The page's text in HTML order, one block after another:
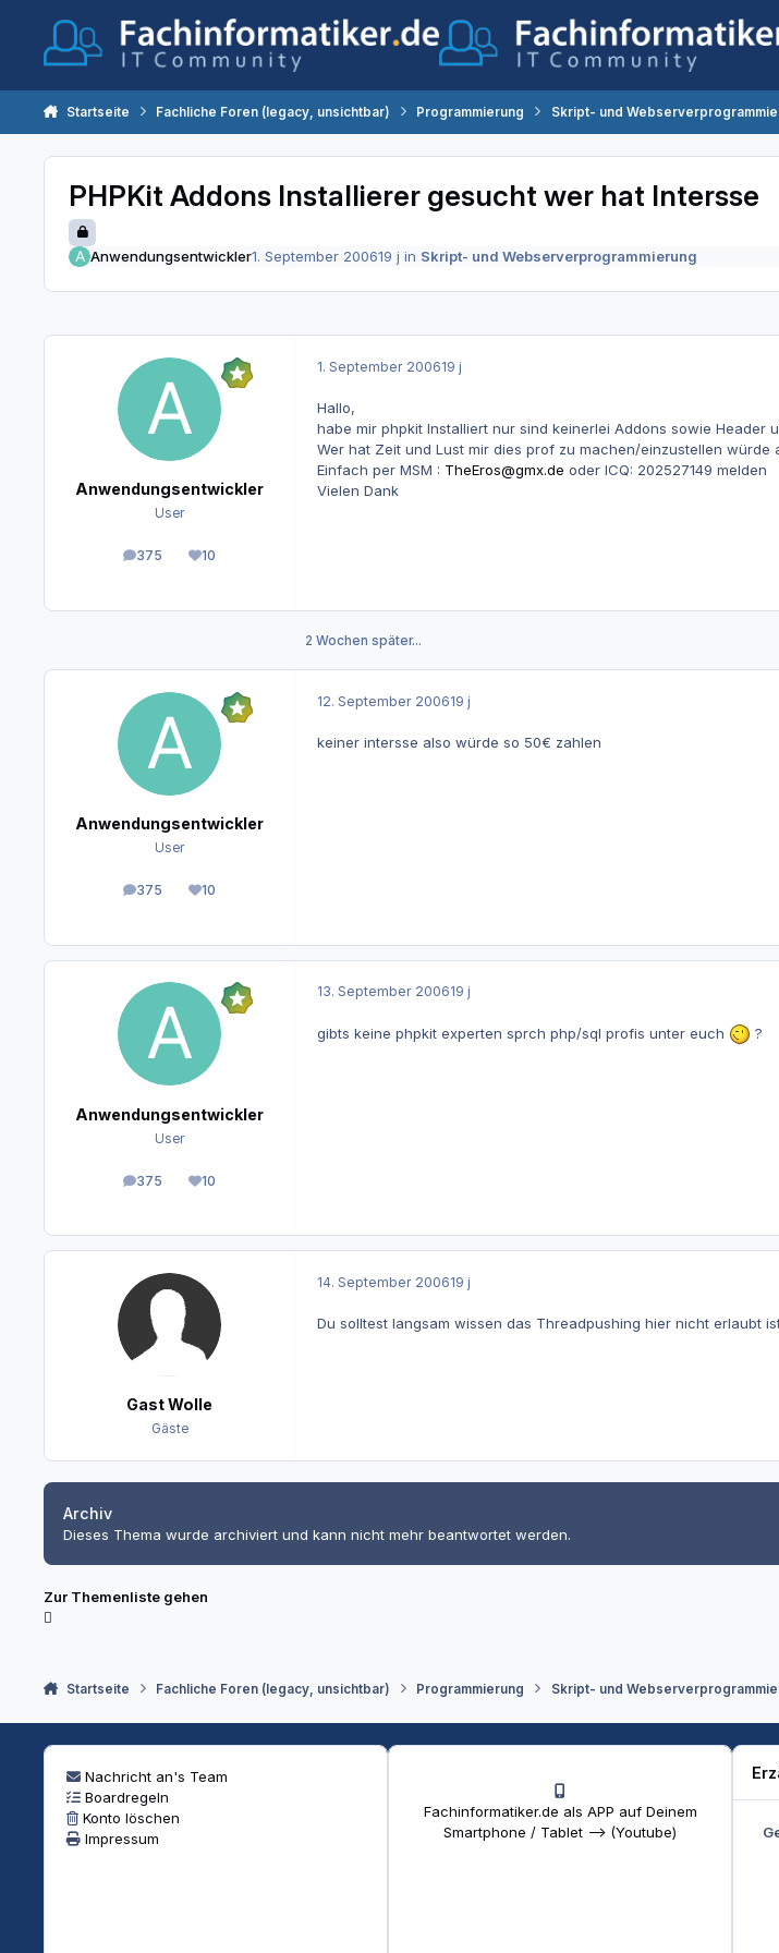
Startseite Fachliche Foren (legacy, unsichtbar) Programmierung Skript- und
PHPKit Addons Installierer gesucht wer hat Intersse
Anwendungsentwickler1. September 200619 j in Skript- und Webserverprogrammierung
Anwendungsentwickler
User
375
Beiträge 10
Reputation
1. September 200619 j
Hallo,
habe mir phpkit Installiert nur sind keinerlei Addons sowie Header
Wer hat Zeit und Lust mir dies prof zu machen/einzustellen
Einfach per MSM : TheEros@gmx.de oder ICQ: 202527149 melden
Vielen Dank
2 Wochen später...
Anwendungsentwickler
User
375
Beiträge 10
Reputation
12. September 200619 j
keiner intersse also würde so 50€ zahlen
Anwendungsentwickler
User
375
Beiträge 10
Reputation
13. September 200619 j
gibts keine phpkit experten sprch php/sql profis unter euch ?
Gast Wolle
Gäste
14. September 200619 j
Du solltest langsam wissen das Threadpushing hier nicht erlaubt
Archiv
Dieses Thema wurde archiviert und kann nicht mehr beantwortet werden.
Zur Themenliste gehen
Startseite Fachliche Foren (legacy, unsichtbar) Programmierung Skript- und
Nachricht an's Team
Boardregeln
Konto löschen
Impressum
Fachinformatiker.de als APP auf Deinem
Smartphone / Tablet --> (Youtube)